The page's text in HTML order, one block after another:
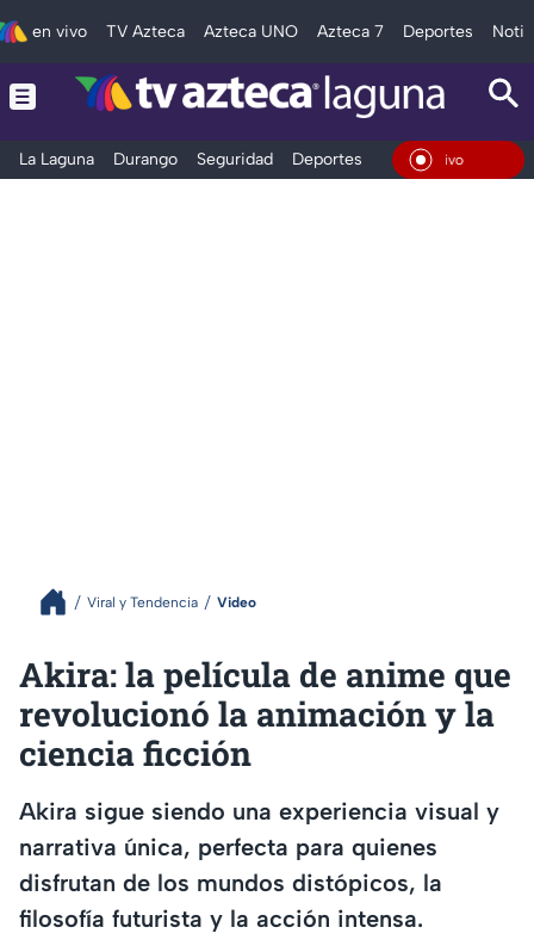
en vivo TV Azteca Azteca UNO Azteca 7 Deportes
La Laguna Durango Seguridad Deportes Entretenimiento En
Viral y Tendencia Video
Akira: la película de anime que
revolucionó la animación y la
ciencia ficción
Akira sigue siendo una experiencia visual y
narrativa única, perfecta para quienes
disfrutan de los mundos distópicos, la
filosofía futurista y la acción intensa.